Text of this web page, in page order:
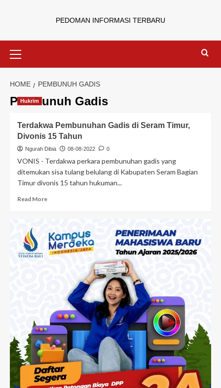
PEDOMAN INFORMASI TERBARU
HOME PEMBUNUH GADIS
Pembunuh Gadis
Hukrim
Terdakwa Pembunuhan Gadis di Seram Timur,
Divonis 15 Tahun
Ngurah Dibia 08-08-2022 0
VONIS - Terdakwa perkara pembunuhan gadis yang
ditemukan sisa tulang belulang di Kabupaten Seram Bagian
Timur divonis 15 tahun hukuman...
Read More